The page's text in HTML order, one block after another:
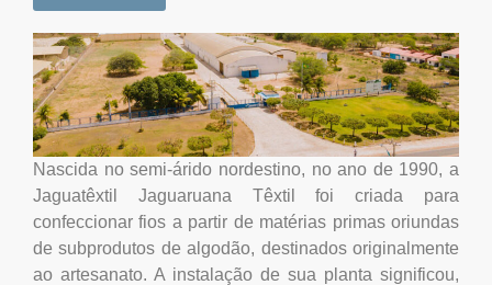
Nascida no semi-árido nordestino, no ano de 1990, a
Jaguatêxtil Jaguaruana Têxtil foi criada para
confeccionar fios a partir de matérias primas oriundas
de subprodutos de algodão, destinados originalmente
ao artesanato. A instalação de sua planta significou,